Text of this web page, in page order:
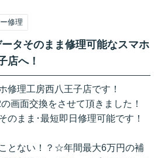
修理
タそのまま修理可能なスマホ
店へ！
修理工房西八王子店です！
画面交換をさせて頂きました！
のまま･最短即日修理可能です！
とない！？☆年間最大6万円の補